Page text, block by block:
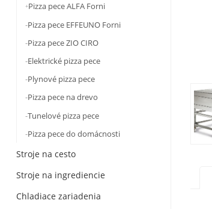
Pizza pece ALFA Forni
Pizza pece EFFEUNO Forni
Pizza pece ZIO CIRO
Elektrické pizza pece
Plynové pizza pece
Pizza pece na drevo
Tunelové pizza pece
Pizza pece do domácnosti
Stroje na cesto
Stroje na ingrediencie
Chladiace zariadenia